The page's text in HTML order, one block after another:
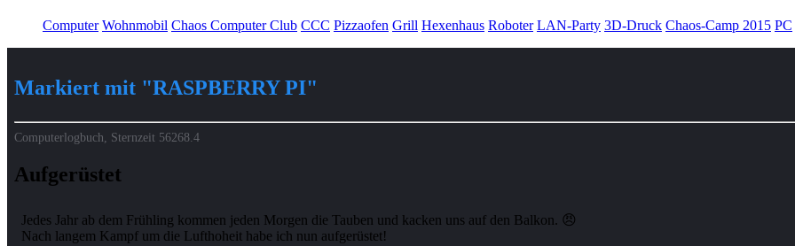
Computer Wohnmobil Chaos Computer Club CCC Pizzaofen Grill Hexenhaus Roboter LAN-Party 3D-Druck Chaos-Camp 2015 PC
Markiert mit "RASPBERRY PI"
Computerlogbuch, Sternzeit 56268.4
Aufgerüstet
Jedes Jahr ab dem Frühling kommen jeden Morgen die Tauben und kacken uns auf den Balkon. 😠
Nach langem Kampf um die Lufthoheit habe ich nun aufgerüstet!